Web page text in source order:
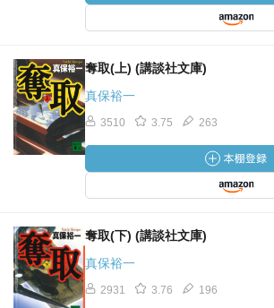
奪取(上) (講談社文庫)
真保裕一
3510 3.75 263
奪取(下) (講談社文庫)
真保裕一
2931 3.76 196